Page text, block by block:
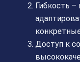
Гибкость
Доступ к